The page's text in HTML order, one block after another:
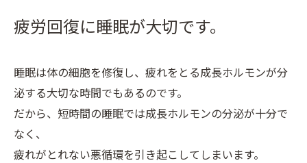
疲労回復に睡眠が大切です。
睡眠は体の細胞を修復し、疲れをとる成長ホルモンが分
泌する大切な時間でもあるのです。
だから、短時間の睡眠では成長ホルモンの分泌が十分で
なく、
疲れがとれない悪循環を引き起こしてしまいます。